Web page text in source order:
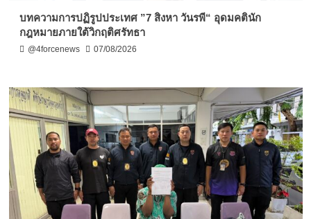
บทความการปฏิรูปประเทศ ”7 สิงหา วันรพี“ อุดมคตินัก
กฎหมายภายใต้วิกฤติศรัทธา
@4forcenews 07/08/2026